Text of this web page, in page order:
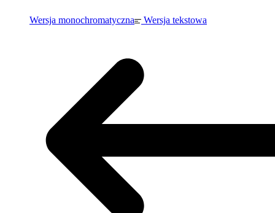
Wersja monochromatyczna Wersja tekstowa